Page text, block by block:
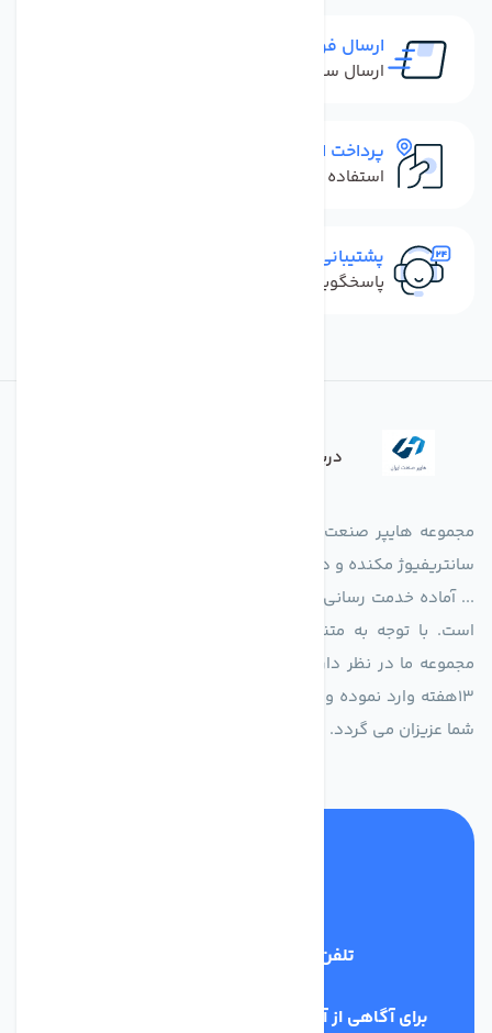
ارسال فوری
ارسال سفارش در کمترین زمان ممکن
پرداخت امن
استفاده از روش‌های پرداخت امن
پشتیبانی سریع
پاسخگویی سریع به تماس‌ها و پیام‌ها
درباره فروشگاه
مجموعه هایپر صنعت ایران در امر تولید و واردات انواع فن های
سانتریفیوژ مکنده و دمنده آکسیال، سقفی، بین کانالی، مرغداری و
... آماده خدمت رسانی به شرکت های تولیدی، صنعتی و ساختمانی
است. با توجه به متنوع بودن فن های تولیدی کمپانی اروپایی
مجموعه ما در نظر دارد کالاهای تخصصی شما عزیزان رو در صرف
13هفته وارد نموده و این عمر باعث صرفه جویی در هزینه و زمان
شما عزیزان می گردد.
تلفن پشتیبانی
برای آگاهی از آخرین اخبار در خبرنامه ما عضو شوید